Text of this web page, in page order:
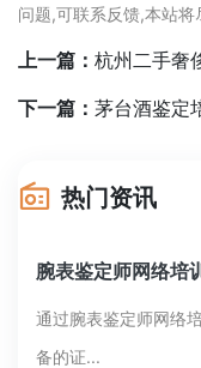
问题,可联系反馈,本站
上一篇： 杭州二手奢
下一篇： 茅台酒鉴定
热门资讯
腕表鉴定师网络培
通过腕表鉴定师网络
备的证...